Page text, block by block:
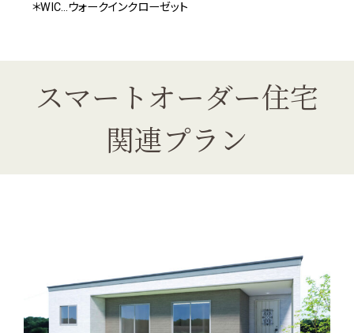
＊WIC…ウォークインクローゼット
スマートオーダー住宅
関連プラン